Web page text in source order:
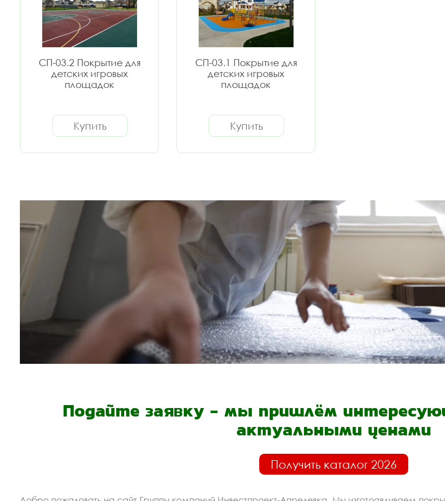
СП-03.2 Покрытие для
детских игровых
площадок
Купить
СП-03.1 Покрытие для
детских игровых
площадок
Купить
Подайте заявку - мы пришлём
актуальными ценами
Получить каталог 2026